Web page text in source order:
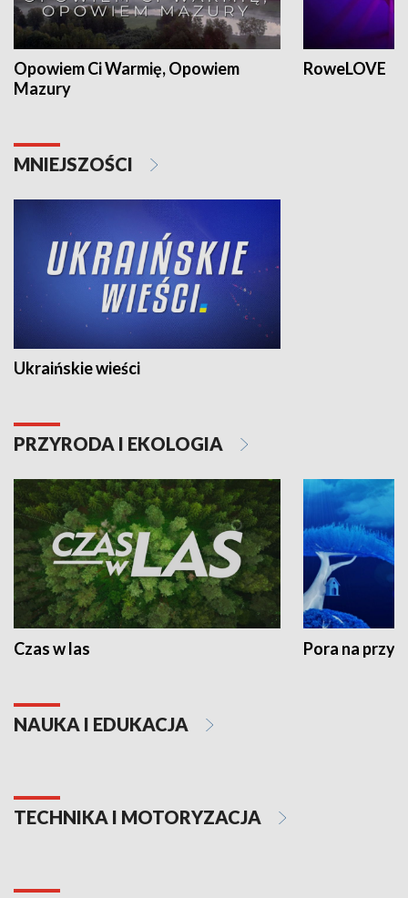
Opowiem Ci Warmię, Opowiem
Mazury
RoweLOVE
MNIEJSZOŚCI
Ukraińskie wieści
PRZYRODA I EKOLOGIA
Czas w las Pora na
NAUKA I EDUKACJA
TECHNIKA I MOTORYZACJA